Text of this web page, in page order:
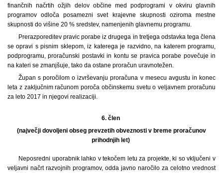
finančnih načrtih ožjih delov občine med podprogrami v okviru glavnih
programov odloča posamezni svet krajevne skupnosti oziroma mestne
skupnosti do višine 20 % sredstev, namenjenih glavnemu programu.
Prerazporeditev pravic porabe iz drugega in tretjega odstavka tega člena
se opravi s pisnim sklepom, iz katerega je razvidno, na katerem programu,
podprogramu, proračunski postavki in kontu se pravica porabe povečuje in
na kateri se zmanjšuje, tako da ostane proračun uravnotežen.
Župan s poročilom o izvrševanju proračuna v mesecu avgustu in konec
leta z zaključnim računom poroča občinskemu svetu o veljavnem proračunu
za leto 2017 in njegovi realizaciji.
6. člen
(največji dovoljeni obseg prevzetih obveznosti v breme proračunov
prihodnjih let)
Neposredni uporabnik lahko v tekočem letu za projekte, ki so vključeni v
veljavni načrt razvojnih programov, odda javno naročilo za celotno vrednost